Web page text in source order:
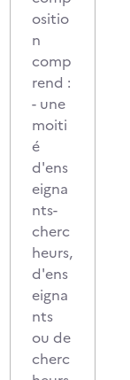
ositio
n
comp
rend :
- une
moiti
é
d'ens
eigna
nts-
cherc
heurs,
d'ens
eigna
nts
ou de
cherc